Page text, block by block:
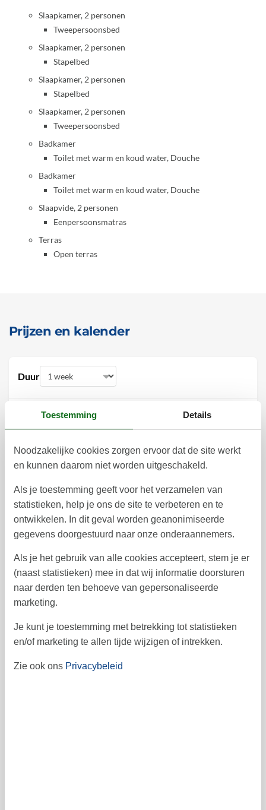
Slaapkamer, 2 personen
Tweepersoonsbed
Slaapkamer, 2 personen
Stapelbed
Slaapkamer, 2 personen
Stapelbed
Slaapkamer, 2 personen
Tweepersoonsbed
Badkamer
Toilet met warm en koud water, Douche
Badkamer
Toilet met warm en koud water, Douche
Slaapvide, 2 personen
Eenpersoonsmatras
Terras
Open terras
Prijzen en kalender
Duur
december 2026
ma di wo do vr za
49 1 2 3 4 5
50
51 14 15 16 17 18 19 20
52 21 22 23 24 25 26 27
53 28 29 30 31
januari 2027
ma di wo do vr za
53
Toestemming Details
Noodzakelijke cookies zorgen ervoor dat de site werkt
en kunnen daarom niet worden uitgeschakeld.
Als je toestemming geeft voor het verzamelen van
statistieken, help je ons de site te verbeteren en te
ontwikkelen. In dit geval worden geanonimiseerde
gegevens doorgestuurd naar onze onderaannemers.
Als je het gebruik van alle cookies accepteert, stem je er
(naast statistieken) mee in dat wij informatie doorsturen
naar derden ten behoeve van gepersonaliseerde
marketing.
Je kunt je toestemming met betrekking tot statistieken
en/of marketing te allen tijde wijzigen of intrekken.
Zie ook ons Privacybeleid